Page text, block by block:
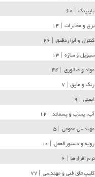
پایپینگ
برق و مخابرات
کنترل و ابزاردقیق
سیویل و سازه
مواد و متالوژی
رنگ و عایق
ایمنی
آب، پساب و پسماند
مهندسی عمومی
رویه و دستورالعمل
نرم افزارها
کلیپ‌های فنی و مهندسی